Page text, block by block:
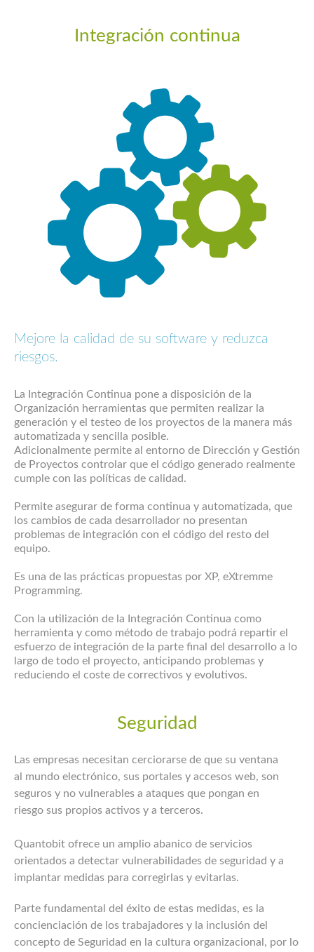
Integración continua
Mejore la calidad de su software y reduzca
riesgos.
La Integración Continua pone a disposición de la
Organización herramientas que permiten realizar la
generación y el testeo de los proyectos de la manera más
automatizada y sencilla posible.
Adicionalmente permite al entorno de Dirección y Gestión
de Proyectos controlar que el código generado realmente
cumple con las políticas de calidad.
Permite asegurar de forma continua y automatizada, que
los cambios de cada desarrollador no presentan
problemas de integración con el código del resto del
equipo.
Es una de las prácticas propuestas por XP, eXtremme
Programming.
Con la utilización de la Integración Continua como
herramienta y como método de trabajo podrá repartir el
esfuerzo de integración de la parte final del desarrollo a lo
largo de todo el proyecto, anticipando problemas y
reduciendo el coste de correctivos y evolutivos.
Seguridad
Las empresas necesitan cerciorarse de que su ventana
al mundo electrónico, sus portales y accesos web, son
seguros y no vulnerables a ataques que pongan en
riesgo sus propios activos y a terceros.
Quantobit ofrece un amplio abanico de servicios
orientados a detectar vulnerabilidades de seguridad y a
implantar medidas para corregirlas y evitarlas.
Parte fundamental del éxito de estas medidas, es la
concienciación de los trabajadores y la inclusión del
concepto de Seguridad en la cultura organizacional, por lo